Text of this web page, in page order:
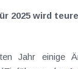
2025 wird
Jahr einige